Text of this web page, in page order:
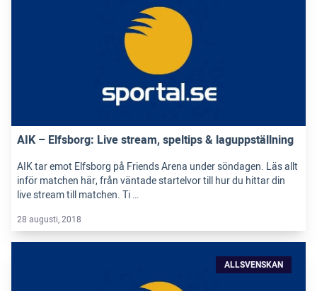
AIK – Elfsborg: Live stream, speltips & laguppställning
AIK tar emot Elfsborg på Friends Arena under söndagen. Läs allt
inför matchen här, från väntade startelvor till hur du hittar din
live stream till matchen. Ti …
28 augusti, 2018
ALLSVENSKAN